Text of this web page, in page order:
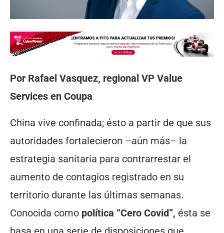
Por Rafael Vasquez, regional VP Value
Services en Coupa
China vive confinada; ésto a partir de que sus
autoridades fortalecieron –aún más– la
estrategia sanitaria para contrarrestar el
aumento de contagios registrado en su
territorio durante las últimas semanas.
Conocida como política “Cero Covid”, ésta se